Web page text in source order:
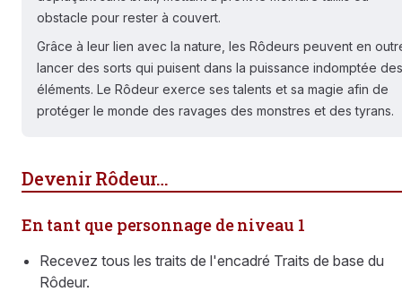
obstacle pour rester à couvert.
Grâce à leur lien avec la nature, les Rôdeurs peuvent en
lancer des sorts qui puisent dans la puissance indomptée des
éléments. Le Rôdeur exerce ses talents et sa magie afin de
protéger le monde des ravages des monstres et des tyrans.
Devenir Rôdeur…
En tant que personnage de niveau 1
Recevez tous les traits de l'encadré Traits de base du
Rôdeur.